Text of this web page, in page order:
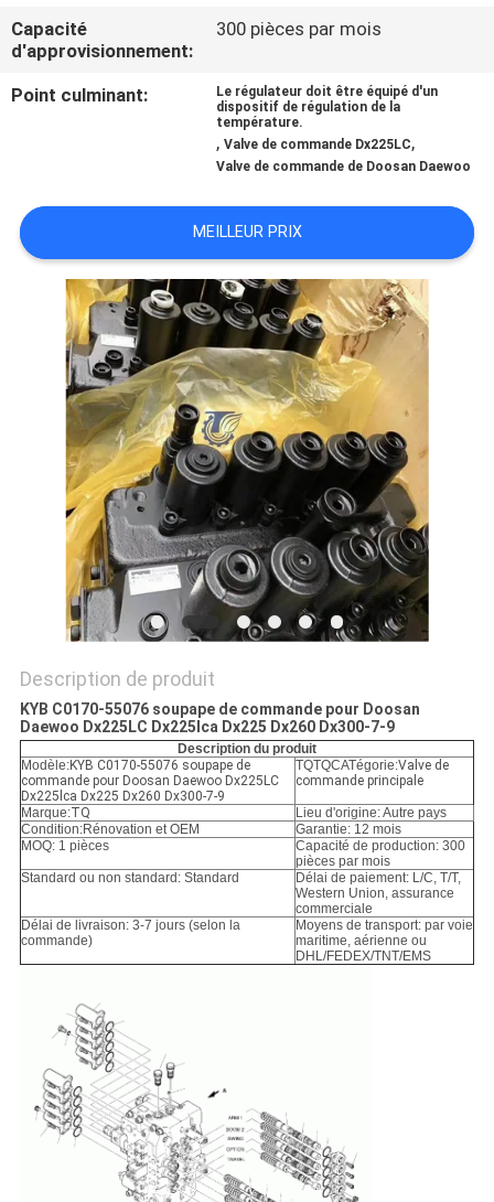
LA
QUALITÉ
NOUVELLES
TOUS
DEMANDE
DE
SOUMISSION
PLAN
SITE
POLITIQUE
DE
CONFIDENTIALITÉ
Capacité
d'approvisionnement:
300 pièces par mois
Point culminant:
Le régulateur doit être équipé d'un
dispositif de régulation de la
température.
,Valve de commande Dx225LC,
Valve de commande de Doosan Daewoo
MEILLEUR PRIX
Description de produit
KYB C0170-55076 soupape de commande pour Doosan
Daewoo Dx225LC Dx225lca Dx225 Dx260 Dx300-7-9
Description du produit
Modèle:KYB C0170-55076 soupape de
commande pour Doosan Daewoo Dx225LC
Dx225lca Dx225 Dx260 Dx300-7-9
TQTQCATégorie:Valve de
commande principale
Marque:TQ
Lieu d'origine: Autre pays
Condition:Rénovation et OEM
Garantie: 12 mois
MOQ: 1 pièces
Capacité de production: 300
pièces par mois
Standard ou non standard: Standard
Délai de paiement: L/C, T/T,
Western Union, assurance
commerciale
Délai de livraison: 3-7 jours (selon la
commande)
Moyens de transport: par voie
maritime, aérienne ou
DHL/FEDEX/TNT/EMS